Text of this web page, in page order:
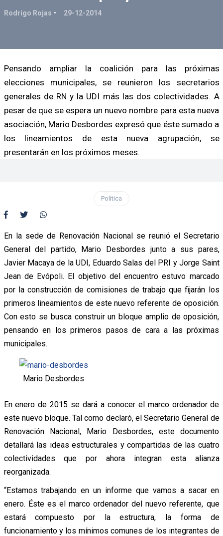
Rodrigo Rojas 29-12-2014
Pensando ampliar la coalición para las próximas
elecciones municipales, se reunieron los secretarios
generales de RN y la UDI más las dos colectividades. A
pesar de que se espera un nuevo nombre para esta nueva
asociación, Mario Desbordes expresó que éste sumado a
los lineamientos de esta nueva agrupación, se
presentarán en los próximos meses.
Política
En la sede de Renovación Nacional se reunió el Secretario
General del partido, Mario Desbordes junto a sus pares,
Javier Macaya de la UDI, Eduardo Salas del PRI y Jorge Saint
Jean de Evópoli. El objetivo del encuentro estuvo marcado
por la construcción de comisiones de trabajo que fijarán los
primeros lineamientos de este nuevo referente de oposición.
Con esto se busca construir un bloque amplio de oposición,
pensando en los primeros pasos de cara a las próximas
municipales.
Mario Desbordes
En enero de 2015 se dará a conocer el marco ordenador de
este nuevo bloque. Tal como declaró, el Secretario General de
Renovación Nacional, Mario Desbordes, este documento
detallará las ideas estructurales y compartidas de las cuatro
colectividades que por ahora integran esta alianza
reorganizada.
“Estamos trabajando en un informe que vamos a sacar en
enero. Éste es el marco ordenador del nuevo referente, que
estará compuesto por la estructura, la forma de
funcionamiento y los mínimos comunes de los integrantes de